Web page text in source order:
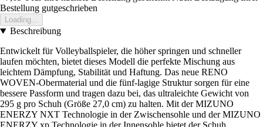
Bestellung gutgeschrieben
Loading...
Beschreibung
Entwickelt für Volleyballspieler, die höher springen und schneller
laufen möchten, bietet dieses Modell die perfekte Mischung aus
leichtem Dämpfung, Stabilität und Haftung. Das neue RENO
WOVEN-Obermaterial und die fünf-lagige Struktur sorgen für eine
bessere Passform und tragen dazu bei, das ultraleichte Gewicht von
295 g pro Schuh (Größe 27,0 cm) zu halten. Mit der MIZUNO
ENERZY NXT Technologie in der Zwischensohle und der MIZUNO